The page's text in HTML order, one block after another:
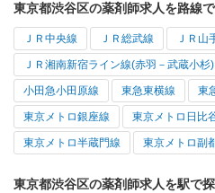
東京都渋谷区の薬剤師求人を路線
ＪＲ中央線 ＪＲ総武線 ＪＲ山
ＪＲ湘南新宿ライン線(赤羽－武蔵小杉)
小田急小田原線 東急東横線 東
東京メトロ銀座線 東京メトロ日比
東京メトロ半蔵門線 東京メトロ副
東京都渋谷区の薬剤師求人を駅で